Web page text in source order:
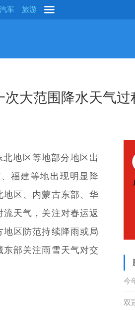
汽车 旅游
次大范围降水天气过
地区等地部分地区出
福建等地出现明显降
区、内蒙古东部、华
天气，关注对春运返
区防范持续降雨或局
部关注雨雪天气对交
今
未
双